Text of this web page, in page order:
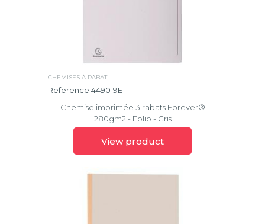
CHEMISES À RABAT
Reference 449019E
Chemise imprimée 3 rabats Forever®
280gm2 - Folio - Gris
View product